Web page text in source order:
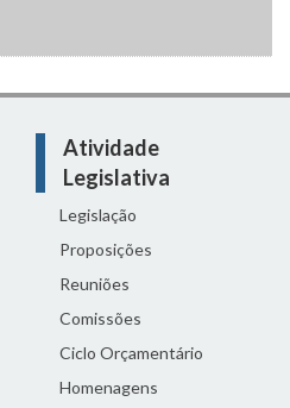
Atividade
Legislativa
Legislação
Proposições
Reuniões
Comissões
Ciclo Orçamentário
Homenagens